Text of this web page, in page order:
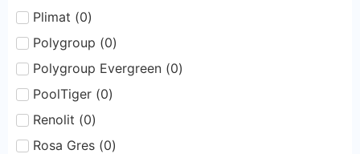
Plimat (0)
Polygroup (0)
Polygroup Evergreen (0)
PoolTiger (0)
Renolit (0)
Rosa Gres (0)